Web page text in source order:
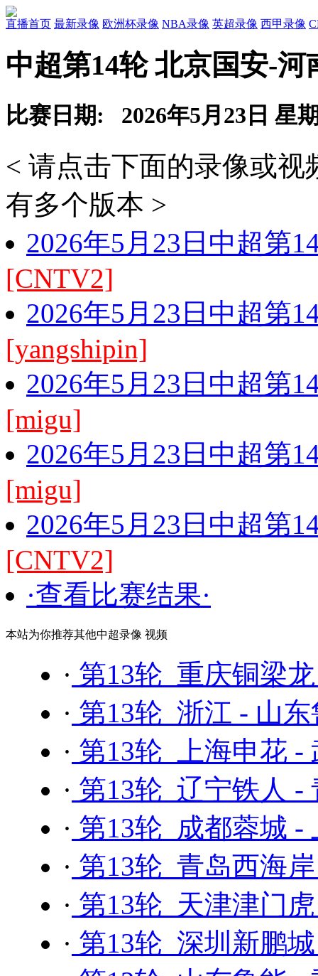
直播首页 最新录像 欧洲杯录像 NBA录像 英超录像 西甲录像
中超第14轮 北京国安-
比赛日期: 2026年5月23日 星
< 请点击下面的录像或
有多个版本 >
2026年5月23日中超第
[CNTV2]
2026年5月23日中超第
[yangshipin]
2026年5月23日中超第
[migu]
2026年5月23日中超第
[migu]
2026年5月23日中超第
[CNTV2]
·查看比赛结果·
本站为你推荐其他中超录像 视频
· 第13轮 重庆铜梁
· 第13轮 浙江 - 山
· 第13轮 上海申花 -
· 第13轮 辽宁铁人 -
· 第13轮 成都蓉城 -
· 第13轮 青岛西海
· 第13轮 天津津门
· 第13轮 深圳新鹏